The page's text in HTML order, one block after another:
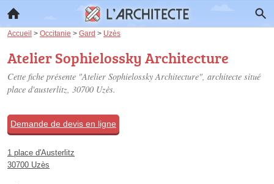
Accueil > Occitanie > Gard > Uzès
Atelier Sophielossky Architecture
Cette fiche présente "Atelier Sophielossky Architecture", architecte situé
place d'austerlitz, 30700 Uzès.
Demande de devis en ligne
1 place d'Austerlitz
30700 Uzès